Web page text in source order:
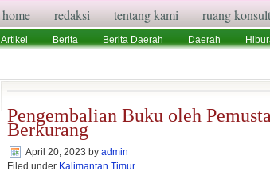
home redaksi tentang kami ruang
Artikel Berita Berita Daerah Daerah
Pengembalian Buku oleh
Berkurang
April 20, 2023 by admin
Filed under Kalimantan Timur